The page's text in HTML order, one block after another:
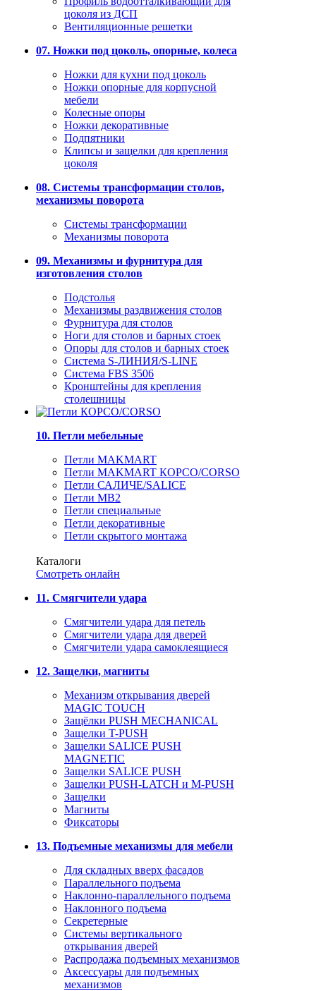
цоколя из ДСП
Вентиляционные решетки
07. Ножки под цоколь, опорные, колеса
Ножки для кухни под цоколь
Ножки опорные для корпусной
мебели
Колесные опоры
Ножки декоративные
Подпятники
Клипсы и защелки для крепления
цоколя
08. Системы трансформации столов,
механизмы поворота
Системы трансформации
Механизмы поворота
09. Механизмы и фурнитура для
изготовления столов
Подстолья
Механизмы раздвижения столов
Фурнитура для столов
Ноги для столов и барных стоек
Опоры для столов и барных стоек
Система S-ЛИНИЯ/S-LINE
Система FBS 3506
Кронштейны для крепления
столешницы
10. Петли мебельные
Петли MAKMART
Петли MAKMART КОРСО/CORSO
Петли САЛИЧЕ/SALICE
Петли MB2
Петли специальные
Петли декоративные
Петли скрытого монтажа
Каталоги
Смотреть онлайн
11. Смягчители удара
Смягчители удара для петель
Смягчители удара для дверей
Cмягчители удара самоклеящиеся
12. Защелки, магниты
Механизм открывания дверей
MAGIC TOUCH
Защёлки PUSH MECHANICAL
Защелки T-PUSH
Защелки SALICE PUSH
MAGNETIC
Защелки SALICE PUSH
Защелки PUSH-LATCH и M-PUSH
Защелки
Магниты
Фиксаторы
13. Подъемные механизмы для мебели
Для складных вверх фасадов
Параллельного подъема
Наклонно-параллельного подъема
Наклонного подъема
Секретерные
Системы вертикального
открывания дверей
Распродажа подъемных механизмов
Аксессуары для подъемных
механизмов